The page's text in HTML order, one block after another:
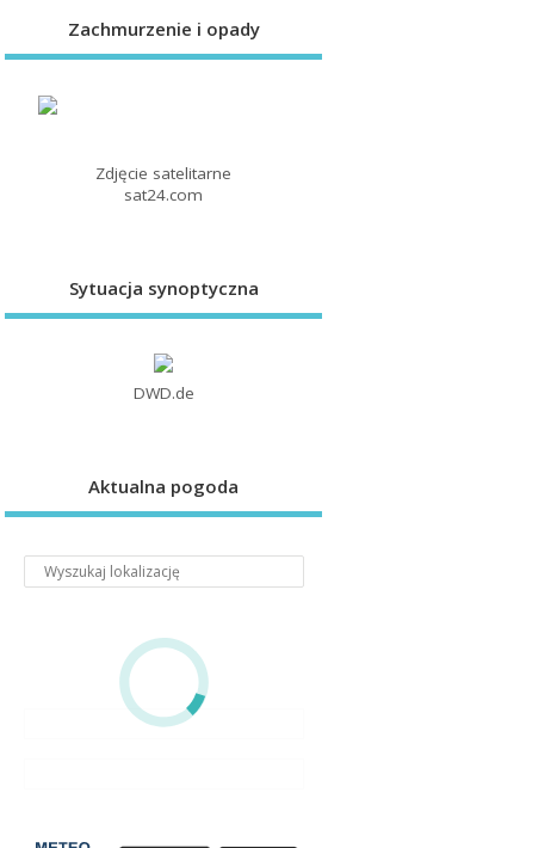
Zachmurzenie i opady
Zdjęcie satelitarne
sat24.com
Sytuacja synoptyczna
DWD.de
Aktualna pogoda